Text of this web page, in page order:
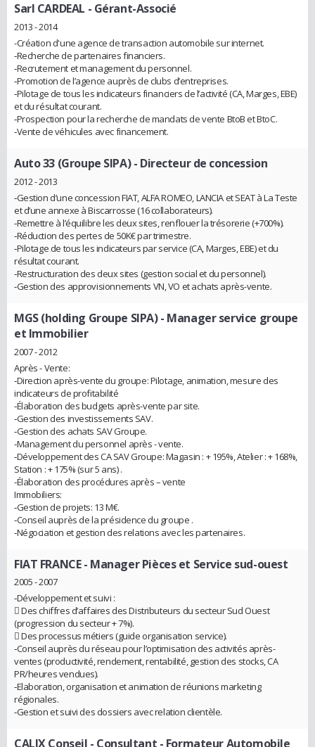
Sarl CARDEAL - Gérant-Associé
2013 - 2014
-Création d'une agence de transaction automobile sur internet.
‐Recherche de partenaires financiers.
‐Recrutement et management du personnel.
‐Promotion de l’agence auprès de clubs d’entreprises.
‐Pilotage de tous les indicateurs financiers de l’activité (CA, Marges, EBE)
et du résultat courant.
‐Prospection pour la recherche de mandats de vente BtoB et BtoC.
‐Vente de véhicules avec financement.
Auto 33 (Groupe SIPA)- Directeur de concession
2012 - 2013
‐Gestion d’une concession FIAT, ALFA ROMEO, LANCIA et SEAT à La Teste
et d’une annexe à Biscarrosse (16 collaborateurs).
‐Remettre à l’équilibre les deux sites, renflouer la trésorerie (+700%).
‐Réduction des pertes de 50K€ par trimestre.
‐Pilotage de tous les indicateurs par service (CA, Marges, EBE) et du
résultat courant.
‐Restructuration des deux sites (gestion social et du personnel).
‐Gestion des approvisionnements VN, VO et achats après-vente.
MGS (holding Groupe SIPA)- Manager service groupe
et Immobilier
2007 - 2012
Après - Vente:
‐Direction après-vente du groupe: Pilotage, animation, mesure des
indicateurs de profitabilité
‐Élaboration des budgets après-vente par site.
‐Gestion des investissements SAV.
‐Gestion des achats SAV Groupe.
‐Management du personnel après - vente.
‐Développement des CA SAV Groupe: Magasin : + 195%, Atelier : + 168%,
Station : + 175% (sur 5 ans) .
‐Élaboration des procédures après – vente
Immobiliers:
‐Gestion de projets: 13 M€.
‐Conseil auprès de la présidence du groupe .
‐Négociation et gestion des relations avec les partenaires.
FIAT FRANCE- Manager Pièces et Service sud-ouest
2005 - 2007
‐Développement et suivi :
 Des chiffres d’affaires des Distributeurs du secteur Sud Ouest
(progression du secteur + 7%).
 Des processus métiers (guide organisation service).
‐Conseil auprès du réseau pour l’optimisation des activités après-
ventes (productivité, rendement, rentabilité, gestion des stocks, CA
PR/heures vendues).
‐Elaboration, organisation et animation de réunions marketing
régionales.
‐Gestion et suivi des dossiers avec relation clientèle.
CALIX Conseil - Consultant - Formateur Automobile